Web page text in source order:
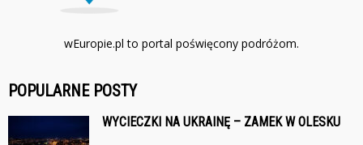
wEuropie.pl to portal poświęcony podróżom.
POPULARNE POSTY
WYCIECZKI NA UKRAINĘ – ZAMEK W OLESKU